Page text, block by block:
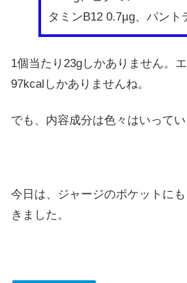
タミンB12 0.7µg、パント
1個当たり23gしかありません。
97kcalしかありませんね。
でも、内容成分は色々はいってい
今日は、ジャージのポケットに
きました。